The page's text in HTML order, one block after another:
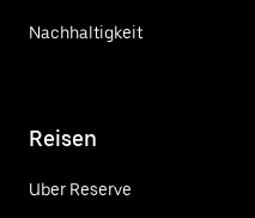
Nachhaltigkeit
Reisen
Uber Reserve